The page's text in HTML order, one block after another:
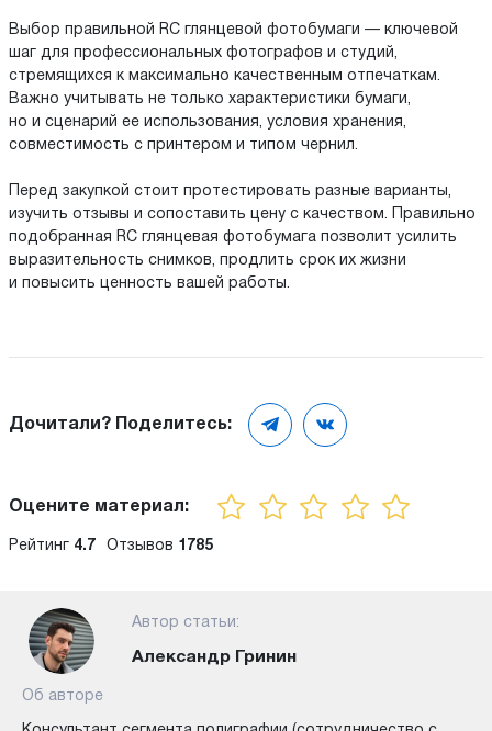
Выбор правильной RC глянцевой фотобумаги — ключевой
шаг для профессиональных фотографов и студий,
стремящихся к максимально качественным отпечаткам.
Важно учитывать не только характеристики бумаги,
но и сценарий ее использования, условия хранения,
совместимость с принтером и типом чернил.
Перед закупкой стоит протестировать разные варианты,
изучить отзывы и сопоставить цену с качеством. Правильно
подобранная RC глянцевая фотобумага позволит усилить
выразительность снимков, продлить срок их жизни
и повысить ценность вашей работы.
Дочитали? Поделитесь:
Оцените материал:
Рейтинг 4.7 Отзывов 1785
Автор статьи:
Александр Гринин
Об авторе